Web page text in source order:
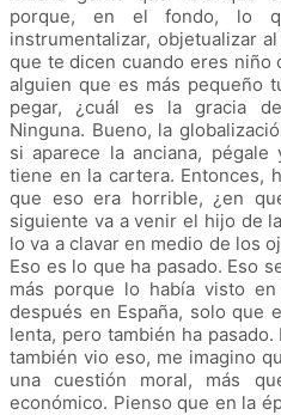
porque, en el fondo, lo
instrumentalizar, objetualizar
que te dicen cuando eres niño
alguien que es más pequeño
pegar, ¿cuál es la gracia
Ninguna. Bueno, la
si aparece la anciana,
tiene en la cartera. Entonces,
que eso era horrible, ¿en
siguiente va a venir el hijo de
lo va a clavar en medio de los
Eso es lo que ha pasado. Eso
más porque lo había visto
después en España, solo que
lenta, pero también ha
también vio eso, me imagino
una cuestión moral, más
económico. Pienso que en la